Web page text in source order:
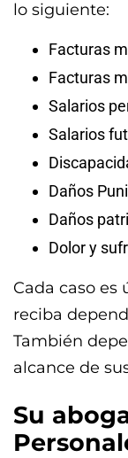
lo siguiente:
Facturas
Facturas
Salarios
Salarios
Daños
Daños
Dolor y
Cada caso es
reciba
También
alcance de
Su